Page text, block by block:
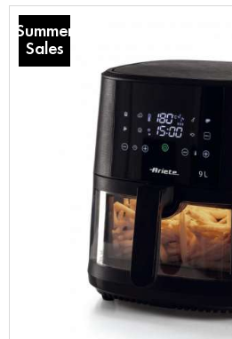
Summer
Sales